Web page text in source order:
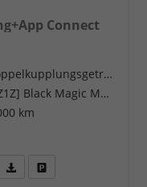
Connect
Doppelkupplungsgetriebe (DSG)
[1Z1Z] Black Magic Metallic
km